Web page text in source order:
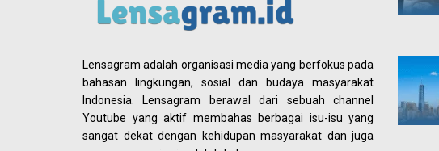
Lensagram adalah organisasi media yang berfokus pada
bahasan lingkungan, sosial dan budaya masyarakat
Indonesia. Lensagram berawal dari sebuah channel
Youtube yang aktif membahas berbagai isu-isu yang
sangat dekat dengan kehidupan masyarakat dan juga